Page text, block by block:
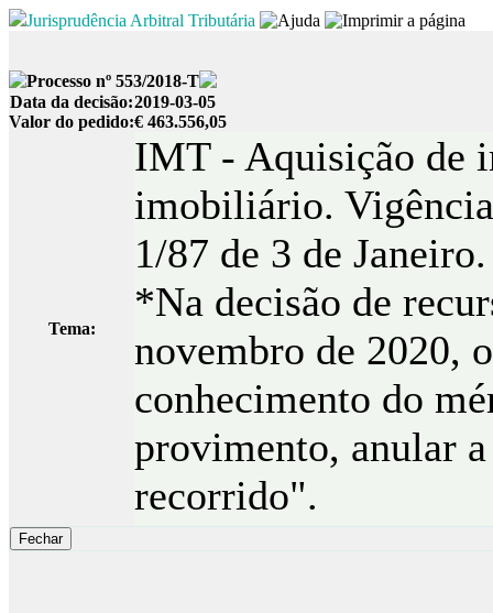
Jurisprudência Arbitral Tributária
Processo nº 553/2018-T
Data da decisão:2019-03-05
Valor do pedido:€ 463.556,05
Tema:
IMT - Aquisição de
imobiliário.
1/87 de 3 de Janeiro.
*Na decisão de
novembro de 2020,
conhecimento do
provimento, anular
recorrido".